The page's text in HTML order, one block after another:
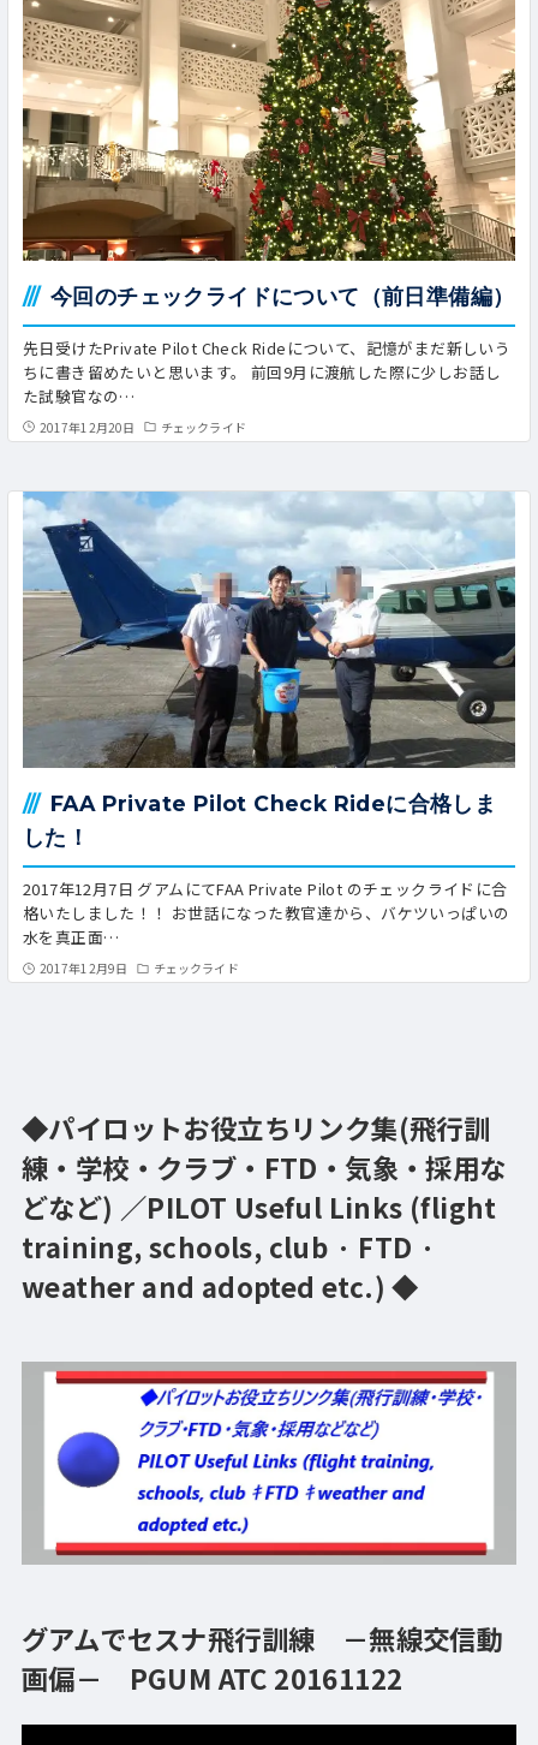
今回のチェックライドについて（前日準備編）
先日受けたPrivate Pilot Check Rideについて、記憶がまだ新しいう
ちに書き留めたいと思います。 前回9月に渡航した際に少しお話し
た試験官なの…
2017年12月20日 チェックライド
FAA Private Pilot Check Rideに合格しま
した！
2017年12月7日 グアムにてFAA Private Pilot のチェックライドに合
格いたしました！！ お世話になった教官達から、バケツいっぱいの
水を真正面…
2017年12月9日 チェックライド
◆パイロットお役立ちリンク集(飛行訓
練・学校・クラブ・FTD・気象・採用な
どなど) ／PILOT Useful Links (flight
training, schools, club · FTD ·
weather and adopted etc.) ◆
グアムでセスナ飛行訓練 －無線交信動
画偏－ PGUM ATC 20161122